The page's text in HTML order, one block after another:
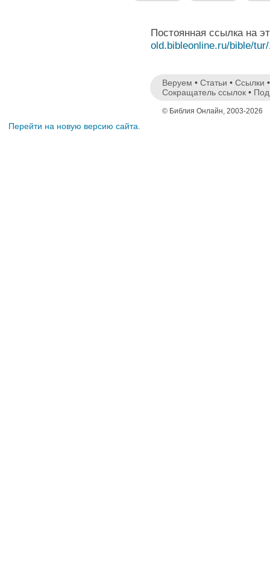
Постоянная ссылка на
old.bibleonline.ru/bible/
Веруем • Статьи • Ссылки
Сокращатель ссылок •
© Библия Онлайн, 2003-2026
Перейти на новую версию сайта.